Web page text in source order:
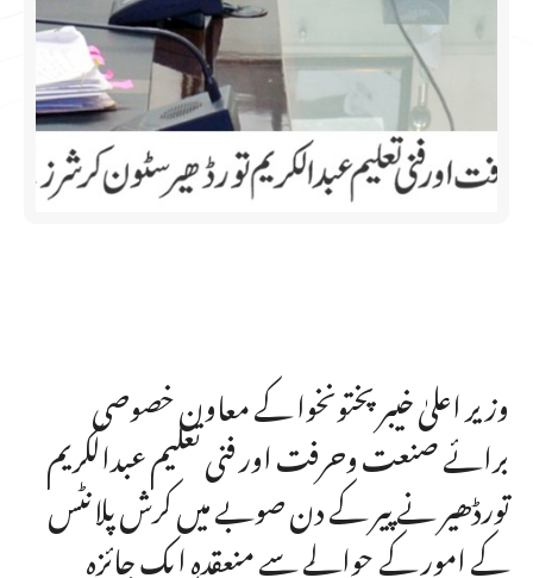
وزیر اعلیٰ خیبر پختونخوا کے معاون خصوصی
برائے صنعت وحرفت اور فنی تعلیم عبدالکریم
تورڈھیر نے پیر کے دن صوبے میں کرش پلانٹس
کے امور کے حوالے سے منعقدہ ایک جائزہ